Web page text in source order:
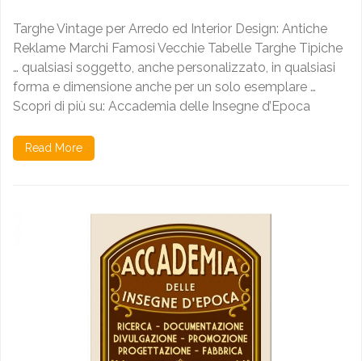
Targhe Vintage per Arredo ed Interior Design: Antiche
Reklame Marchi Famosi Vecchie Tabelle Targhe Tipiche
… qualsiasi soggetto, anche personalizzato, in qualsiasi
forma e dimensione anche per un solo esemplare …
Scopri di più su: Accademia delle Insegne d’Epoca
Read More